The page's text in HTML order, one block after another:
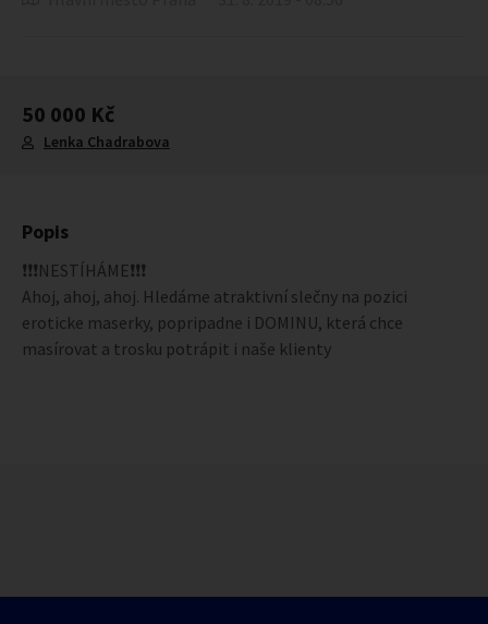
50 000 Kč
Lenka Chadrabova
Popis
❗❗❗NESTÍHÁME❗❗❗
Ahoj, ahoj, ahoj. Hledáme atraktivní slečny na pozici
eroticke maserky, popripadne i DOMINU, která chce
masírovat a trosku potrápit i naše klienty